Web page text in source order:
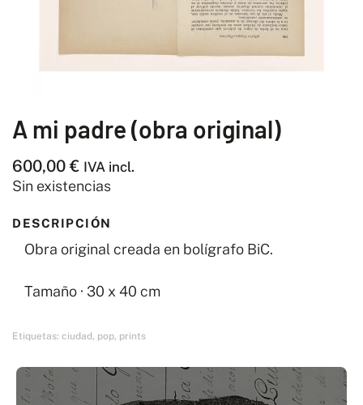
A mi padre (obra original)
600,00€ IVA incl.
Sin existencias
DESCRIPCIÓN
Obra original creada en bolígrafo BiC.
Tamaño · 30 x 40 cm
Etiquetas: ciudad, pop, prints